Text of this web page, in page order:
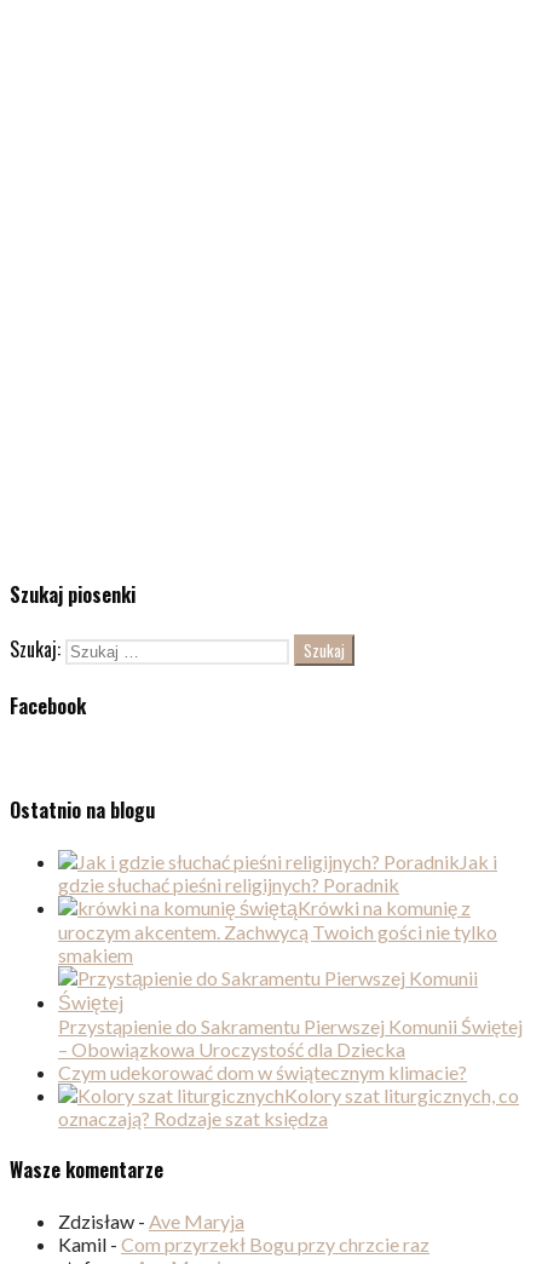
Szukaj piosenki
Szukaj:
Facebook
Ostatnio na blogu
Jak i
gdzie słuchać pieśni religijnych? Poradnik
Krówki na komunię z
uroczym akcentem. Zachwycą Twoich gości nie tylko
smakiem
Przystąpienie do Sakramentu Pierwszej Komunii Świętej
– Obowiązkowa Uroczystość dla Dziecka
Czym udekorować dom w świątecznym klimacie?
Kolory szat liturgicznych, co
oznaczają? Rodzaje szat księdza
Wasze komentarze
Zdzisław - Ave Maryja
Kamil - Com przyrzekł Bogu przy chrzcie raz